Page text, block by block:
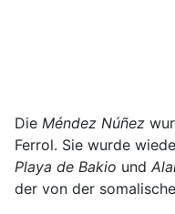
Die Méndez Núñez
Ferrol. Sie wurde
Playa de Bakio und
der von der